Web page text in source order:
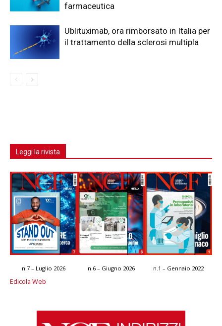
farmaceutica
Ublituximab, ora rimborsato in Italia per
il trattamento della sclerosi multipla
Leggi la rivista
n.7 – Luglio 2026 n.6 – Giugno 2026 n.1 – Gennaio 2022
Edicola Web